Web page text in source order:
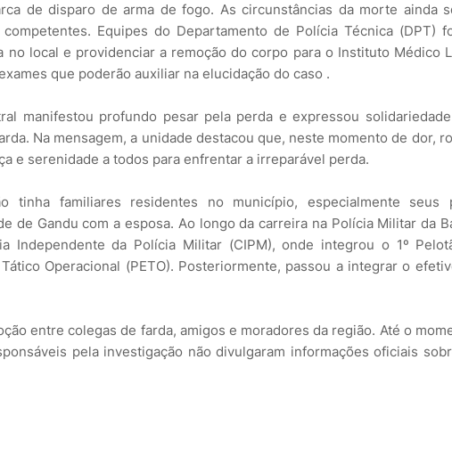
de disparo de arma de fogo. As circunstâncias da morte ainda
Equipes do Departamento de Polícia Técnica (DPT)
no local e providenciar a remoção do corpo para o Instituto Médico
que poderão auxiliar na elucidação do caso .
manifestou profundo pesar pela perda e expressou
Na mensagem, a unidade destacou que, neste momento de dor,
e serenidade a todos para enfrentar a irreparável perda.
tinha familiares residentes no município, especialmente seus
de Gandu com a esposa. Ao longo da carreira na Polícia Militar da
Independente da Polícia Militar (CIPM), onde integrou o 1º
Operacional (PETO). Posteriormente, passou a integrar o
entre colegas de farda, amigos e moradores da região. Até o
pela investigação não divulgaram informações oficiais